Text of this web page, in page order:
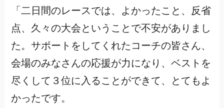
「二日間のレースでは、よかったこと、反省
点、久々の大会ということで不安がありまし
た。サポートをしてくれたコーチの皆さん、
会場のみなさんの応援が力になり、ベストを
尽くして３位に入ることができて、とてもよ
かったです。